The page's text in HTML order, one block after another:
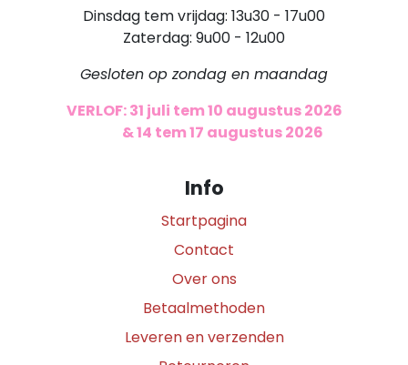
Dinsdag tem vrijdag: 13u30 - 17u00
Zaterdag: 9u00 - 12u00
Gesloten op zondag en maandag
VERLOF: 31 juli tem 10 augustus 2026
& 14 tem 17 augustus 2026
Info
Startpagina
Contact
Over ons
Betaalmethoden
Leveren en verzenden